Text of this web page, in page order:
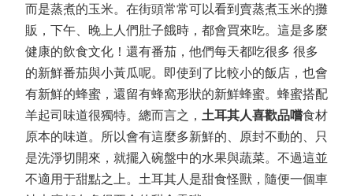
而是蒸煮的玉米。在街頭常常可以看到賣蒸煮玉米的攤
販，下午、晚上人們肚子餓時，都會買來吃。這是多麼
健康的飲食文化！還有番茄，他們每天都吃很多 很多
的新鮮番茄與小黃瓜呢。即使到了比較小的飯店，也會
有新鮮的蜂蜜，還留有蜂窩形狀的新鮮蜂蜜。蜂蜜搭配
羊起司味道很獨特。總而言之， 土耳其人喜歡品嚐食材
原本的味道。所以會有這麼多新鮮的、原封不動的、只
是洗淨切開來，就擺入碗盤中的水果與蔬菜。不過這並
不適用于甜點之上。土耳其人是甜食怪獸，隨便一個車